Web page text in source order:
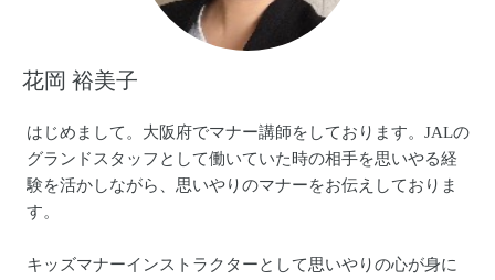
花岡 裕美子
はじめまして。大阪府でマナー講師をしております。JALの
グランドスタッフとして働いていた時の相手を思いやる経
験を活かしながら、思いやりのマナーをお伝えしておりま
す。
キッズマナーインストラクターとして思いやりの心が身に